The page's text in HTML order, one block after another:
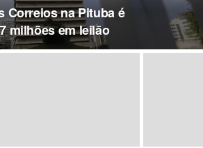
Correios na Pituba é
milhões em leilão